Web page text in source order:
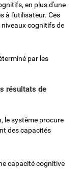
en plus d'une
à l'utilisateur. Ces
cognitifs de
par les
résultats de
le système procure
des capacités
capacité cognitive